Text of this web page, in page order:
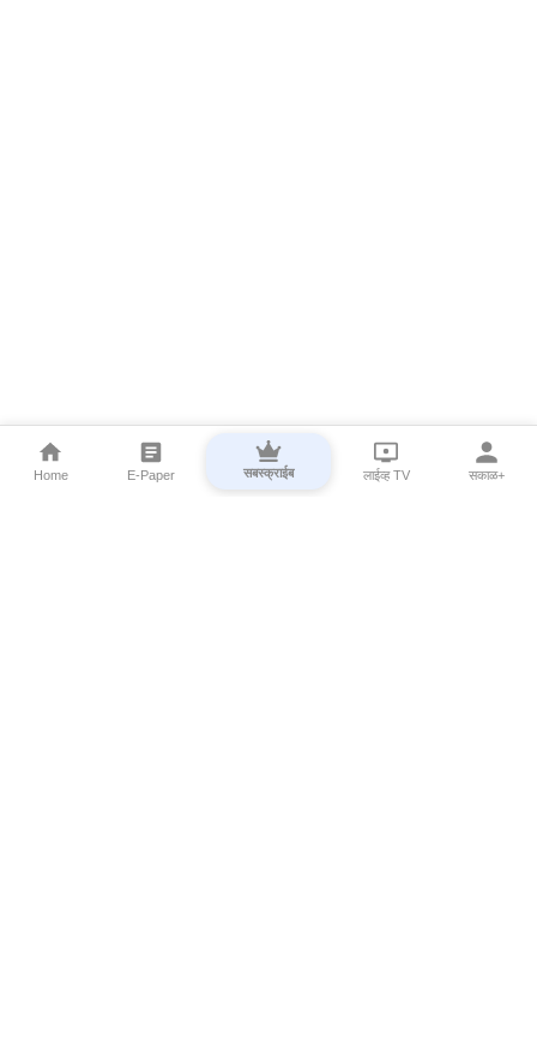
Home E-Paper सबस्क्राईब लाईव्ह TV सकाळ+